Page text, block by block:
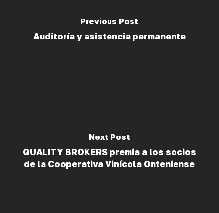
Previous Post
Auditoría y asistencia permanente
Next Post
QUALITY BROKERS premia a los socios
de la Cooperativa Vinícola Onteniense